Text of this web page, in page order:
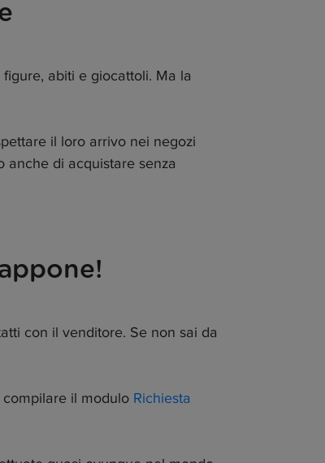
abiti e giocattoli. Ma la
il loro arrivo nei negozi
anche di acquistare senza
con il venditore. Se non sai da
il modulo Richiesta